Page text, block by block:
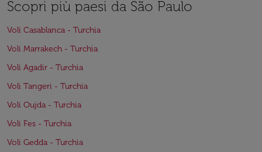
Scopri più paesi da São Paulo
Voli Casablanca - Turchia
Voli Marrakech - Turchia
Voli Agadir - Turchia
Voli Tangeri - Turchia
Voli Oujda - Turchia
Voli Fes - Turchia
Voli Gedda - Turchia